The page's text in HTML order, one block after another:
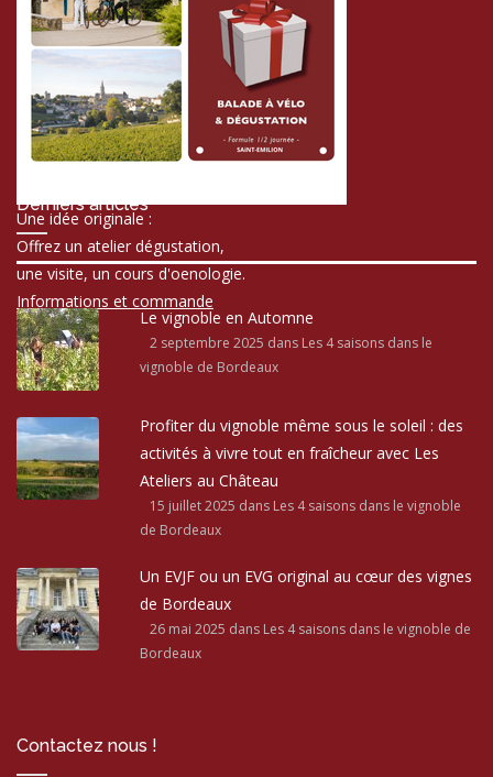
Une idée originale :
Offrez un atelier dégustation,
une visite, un cours d'oenologie.
Informations et commande
Derniers articles
Le vignoble en Automne
2 septembre 2025 dans Les 4 saisons dans le
vignoble de Bordeaux
Profiter du vignoble même sous le soleil : des
activités à vivre tout en fraîcheur avec Les
Ateliers au Château
15 juillet 2025 dans Les 4 saisons dans le vignoble
de Bordeaux
Un EVJF ou un EVG original au cœur des vignes
de Bordeaux
26 mai 2025 dans Les 4 saisons dans le vignoble de
Bordeaux
Contactez nous !